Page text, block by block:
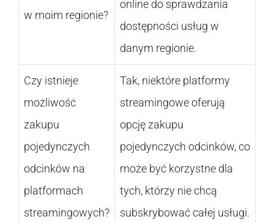
w moim regionie?
online do sprawdzania
dostępności usług w
danym regionie.
Czy istnieje
możliwość
zakupu
pojedynczych
odcinków na
platformach
streamingowych?
Tak, niektóre platformy
streamingowe oferują
opcję zakupu
pojedynczych odcinków, co
może być korzystne dla
tych, którzy nie chcą
subskrybować całej usługi.